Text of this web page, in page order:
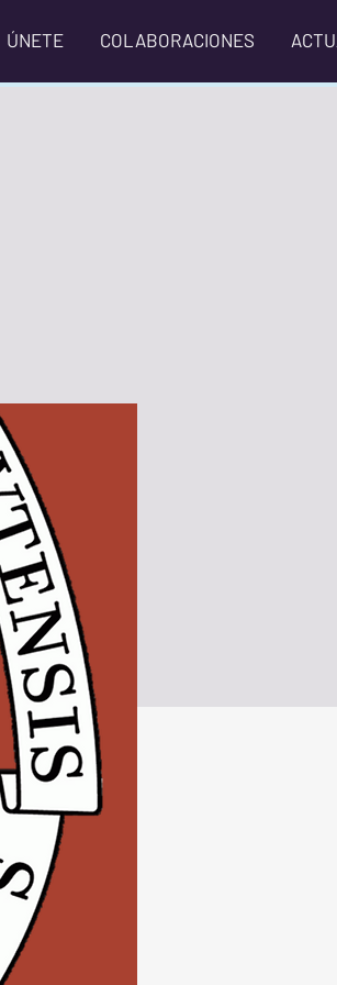
ÚNETE COLABORACIONES